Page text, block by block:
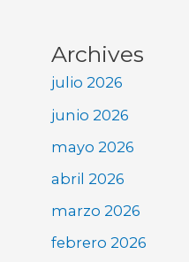
Archives
julio 2026
junio 2026
mayo 2026
abril 2026
marzo 2026
febrero 2026